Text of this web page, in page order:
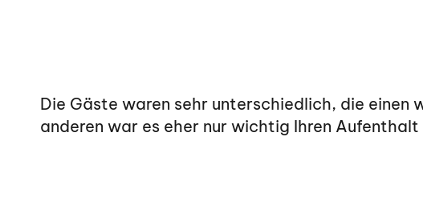
Die Gäste waren sehr unterschiedlich, die einen
anderen war es eher nur wichtig Ihren